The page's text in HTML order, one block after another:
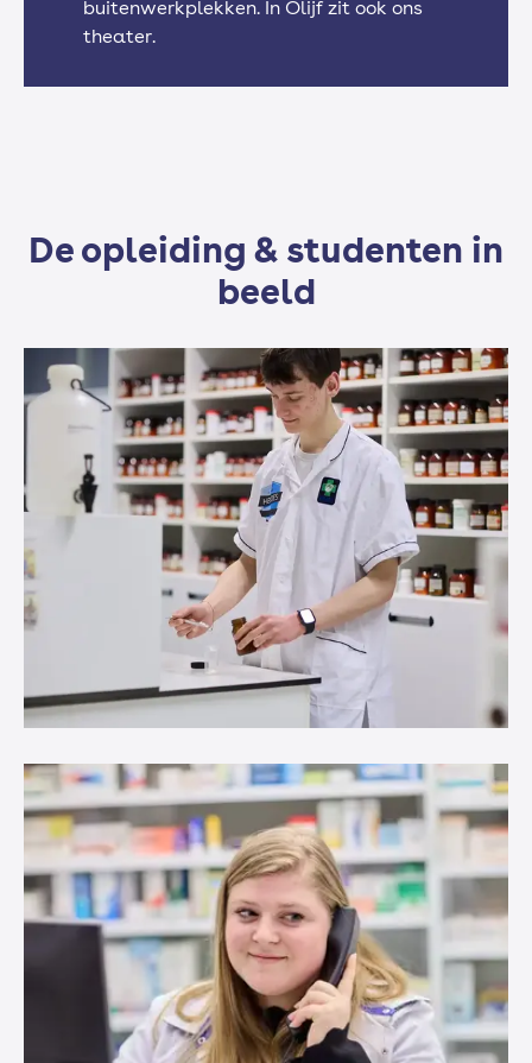
buitenwerkplekken. In Olijf zit ook ons
theater.
De opleiding & studenten in
beeld